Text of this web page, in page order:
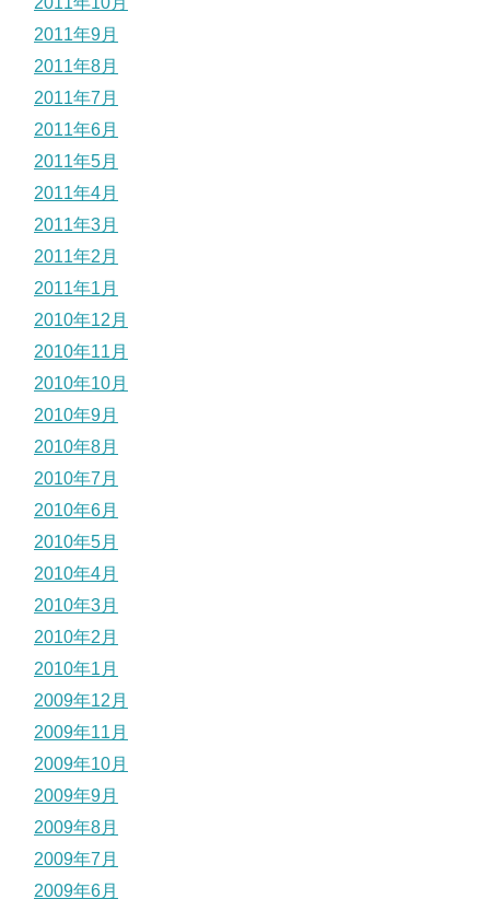
2011年9月
2011年8月
2011年7月
2011年6月
2011年5月
2011年4月
2011年3月
2011年2月
2011年1月
2010年12月
2010年11月
2010年10月
2010年9月
2010年8月
2010年7月
2010年6月
2010年5月
2010年4月
2010年3月
2010年2月
2010年1月
2009年12月
2009年11月
2009年10月
2009年9月
2009年8月
2009年7月
2009年6月